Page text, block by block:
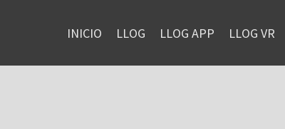
INICIO LLOG LLOG APP LLOG VR